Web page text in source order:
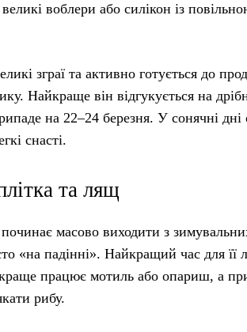
воблери або силікон із
зграї та активно готується до
Найкраще він відгукується на
на 22–24 березня. У сонячні
снасті.
та лящ
масово виходити з
«на падінні». Найкращий час для
працює мотиль або опариш, а
рибу.